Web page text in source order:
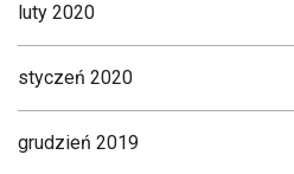
luty 2020
styczeń 2020
grudzień 2019